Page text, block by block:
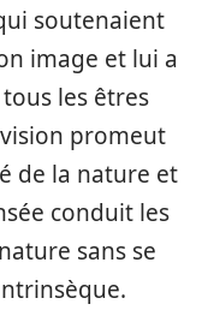
soutenaient
image et lui a
les êtres
promeut
de la nature et
conduit les
sans se